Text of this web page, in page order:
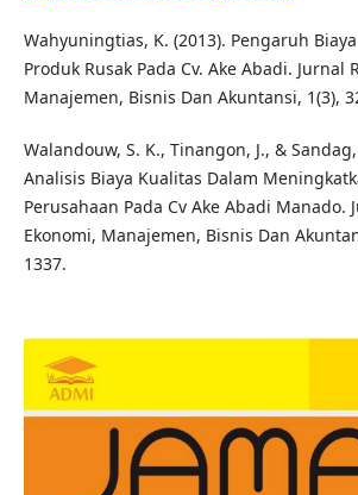
Wahyuningtias, K. (2013). Pengaruh
Produk Rusak Pada Cv. Ake Abadi. Jurnal
Manajemen, Bisnis Dan Akuntansi, 1(3),
Walandouw, S. K., Tinangon, J., &
Analisis Biaya Kualitas Dalam
Perusahaan Pada Cv Ake Abadi Manado.
Ekonomi, Manajemen, Bisnis Dan
1337.